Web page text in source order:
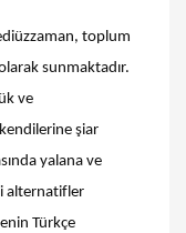
toplum
sunmaktadır.
ve
şiar
yalana ve
alternatifler
Türkçe